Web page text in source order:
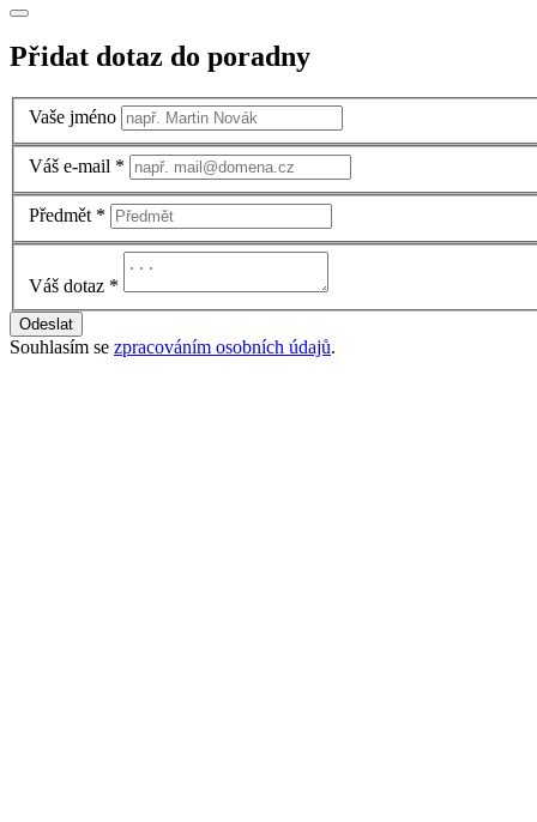
Přidat dotaz do poradny
Vaše jméno
Váš e-mail *
Předmět *
Váš dotaz *
Odeslat
Souhlasím se zpracováním osobních údajů.